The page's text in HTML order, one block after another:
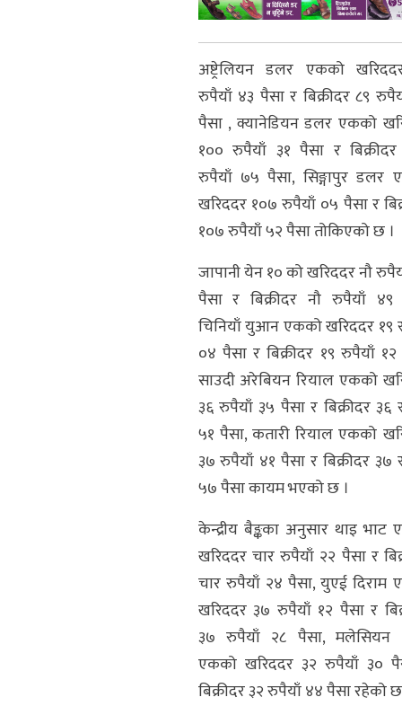
अष्ट्रेलियन डलर एकको
रुपैयाँ ४३ पैसा र बिक्रीदर ८९
पैसा , क्यानेडियन डलर एकको
१०० रुपैयाँ ३१ पैसा र
रुपैयाँ ७५ पैसा, सिङ्गापुर डलर
खरिददर १०७ रुपैयाँ ०५ पैसा र
१०७ रुपैयाँ ५२ पैसा तोकिएको छ ।
जापानी येन १० को खरिददर नौ
पैसा र बिक्रीदर नौ रुपैयाँ ४९
चिनियाँ युआन एकको खरिददर १९
०४ पैसा र बिक्रीदर १९ रुपैयाँ
साउदी अरेबियन रियाल एकको
३६ रुपैयाँ ३५ पैसा र बिक्रीदर ३६
५१ पैसा, कतारी रियाल एकको
३७ रुपैयाँ ४१ पैसा र बिक्रीदर ३७
५७ पैसा कायम भएको छ ।
केन्द्रीय बैङ्कका अनुसार थाइ भाट
खरिददर चार रुपैयाँ २२ पैसा र
चार रुपैयाँ २४ पैसा, युएई दिराम
खरिददर ३७ रुपैयाँ १२ पैसा र
३७ रुपैयाँ २८ पैसा, मलेसियन
एकको खरिददर ३२ रुपैयाँ ३०
बिक्रीदर ३२ रुपैयाँ ४४ पैसा रहेको